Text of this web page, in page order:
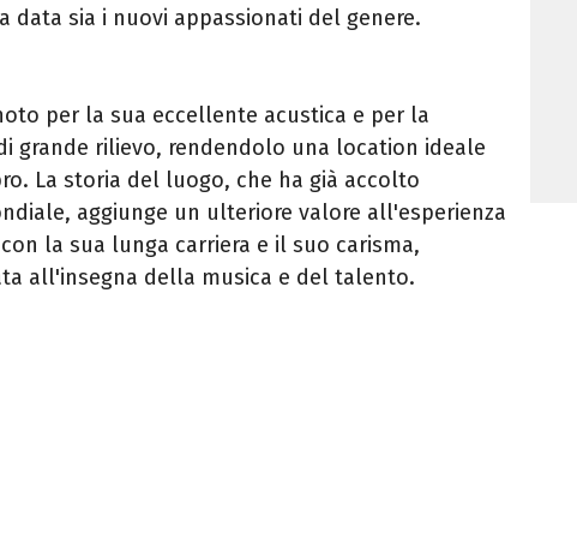
data sia i nuovi appassionati del genere.
per la sua eccellente acustica e per la
grande rilievo, rendendolo una location ideale
La storia del luogo, che ha già accolto
aggiunge un ulteriore valore all'esperienza
la sua lunga carriera e il suo carisma,
all'insegna della musica e del talento.